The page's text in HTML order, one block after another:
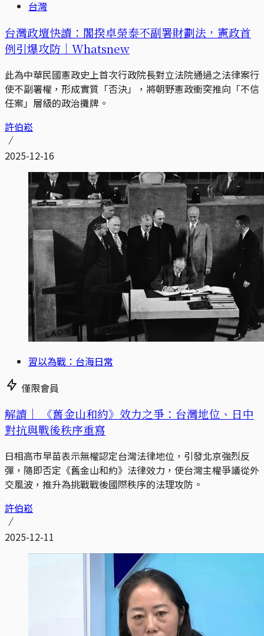
台灣
台灣政壇快讀：閣揆卓榮泰不副署財劃法，憲政首
例引爆攻防｜Whatsnew
此為中華民國憲政史上首次行政院長對立法院通過之法律案行
使不副署權，形成實質「否決」，將朝野憲政衝突推向「不信
任案」層級的政治攤牌。
許伯崧
2025-12-16
習以為戰：台海日常
僅限會員
解讀｜
《舊金山和約》效力之爭：台灣地位、日中
對抗與戰後秩序重寫
日相高市早苗表示無權認定台灣法律地位，引發北京強烈反
彈，隨即否定《舊金山和約》法律效力，使台灣主權爭議從外
交風波，推升為挑戰戰後國際秩序的法理攻防。
許伯崧
2025-12-11